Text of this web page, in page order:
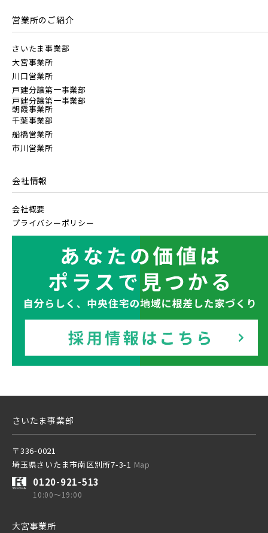
都営新宿線
埼玉新都市交通 [伊奈線]
つくばエクスプレス
都営大江戸線
東葉高速鉄道
東京メトロ副都心線
京王井の頭線
JR武蔵野線
JR常磐線 [各駅停車]
JR常磐線 [快速]
JR中央・総武線 [各駅停車]
JR総武線 [快速]
JR京葉線
JR成田線 [我孫子～成田]
JR中央線
見学OK
【予告広告】リーズン青砥 アイ・ラウンジ
始。◆京成本線・京成押上線「青砥」駅徒歩8分の駅近プロ
地図内の物件アイコンを
クリックすると
このカコミに
物件概要が表示されます
見学OK
見学不可
こだわり条件
指定なし
販売開始前の物件
千葉県千葉市稲毛区 千葉県千葉市美浜区
営業所のご紹介
さいたま事業部
大宮事業所
川口営業所
戸建分譲第一事業部
戸建分譲第一事業部
朝霞事業所
千葉事業部
船橋営業所
市川営業所
会社情報
会社概要
プライバシーポリシー
さいたま事業部
〒336-0021
埼玉県さいたま市南区別所7-3-1 Map
0120-921-513
10:00～19:00
大宮事業所